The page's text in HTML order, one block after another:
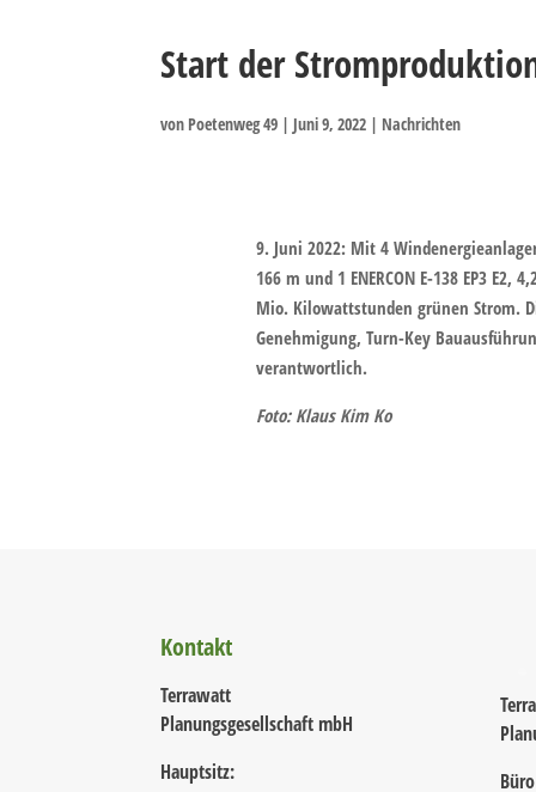
Start der
von Poetenweg 49 | Juni 9, 2022 | Nachrichten
9. Juni 2022:Mit 4
166 m und 1 ENERCON E-138 EP3
Mio. Kilowattstunden grünen Strom.
Genehmigung, Turn-Key
verantwortlich.
Foto: Klaus Kim Ko
Kontakt
Terrawatt
Planungsgesellschaft mbH
Hauptsitz: